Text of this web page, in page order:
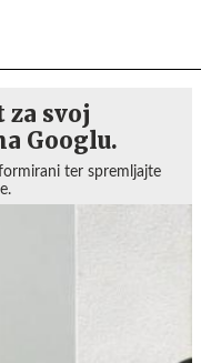
svoj
Googlu.
ter spremljajte